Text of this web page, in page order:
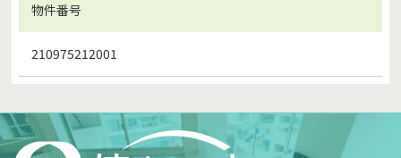
物件番号
210975212001